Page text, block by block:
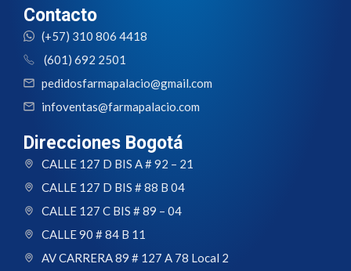
Contacto
(+57) 310 806 4418
(601) 692 2501
pedidosfarmapalacio@gmail.com
infoventas@farmapalacio.com
Direcciones Bogotá
CALLE 127 D BIS A # 92 – 21
CALLE 127 D BIS # 88 B 04
CALLE 127 C BIS # 89 – 04
CALLE 90 # 84 B 11
AV CARRERA 89 # 127 A 78 Local 2